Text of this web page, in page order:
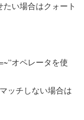
たい場合はクォート
オペレータを使
ッチしない場合は